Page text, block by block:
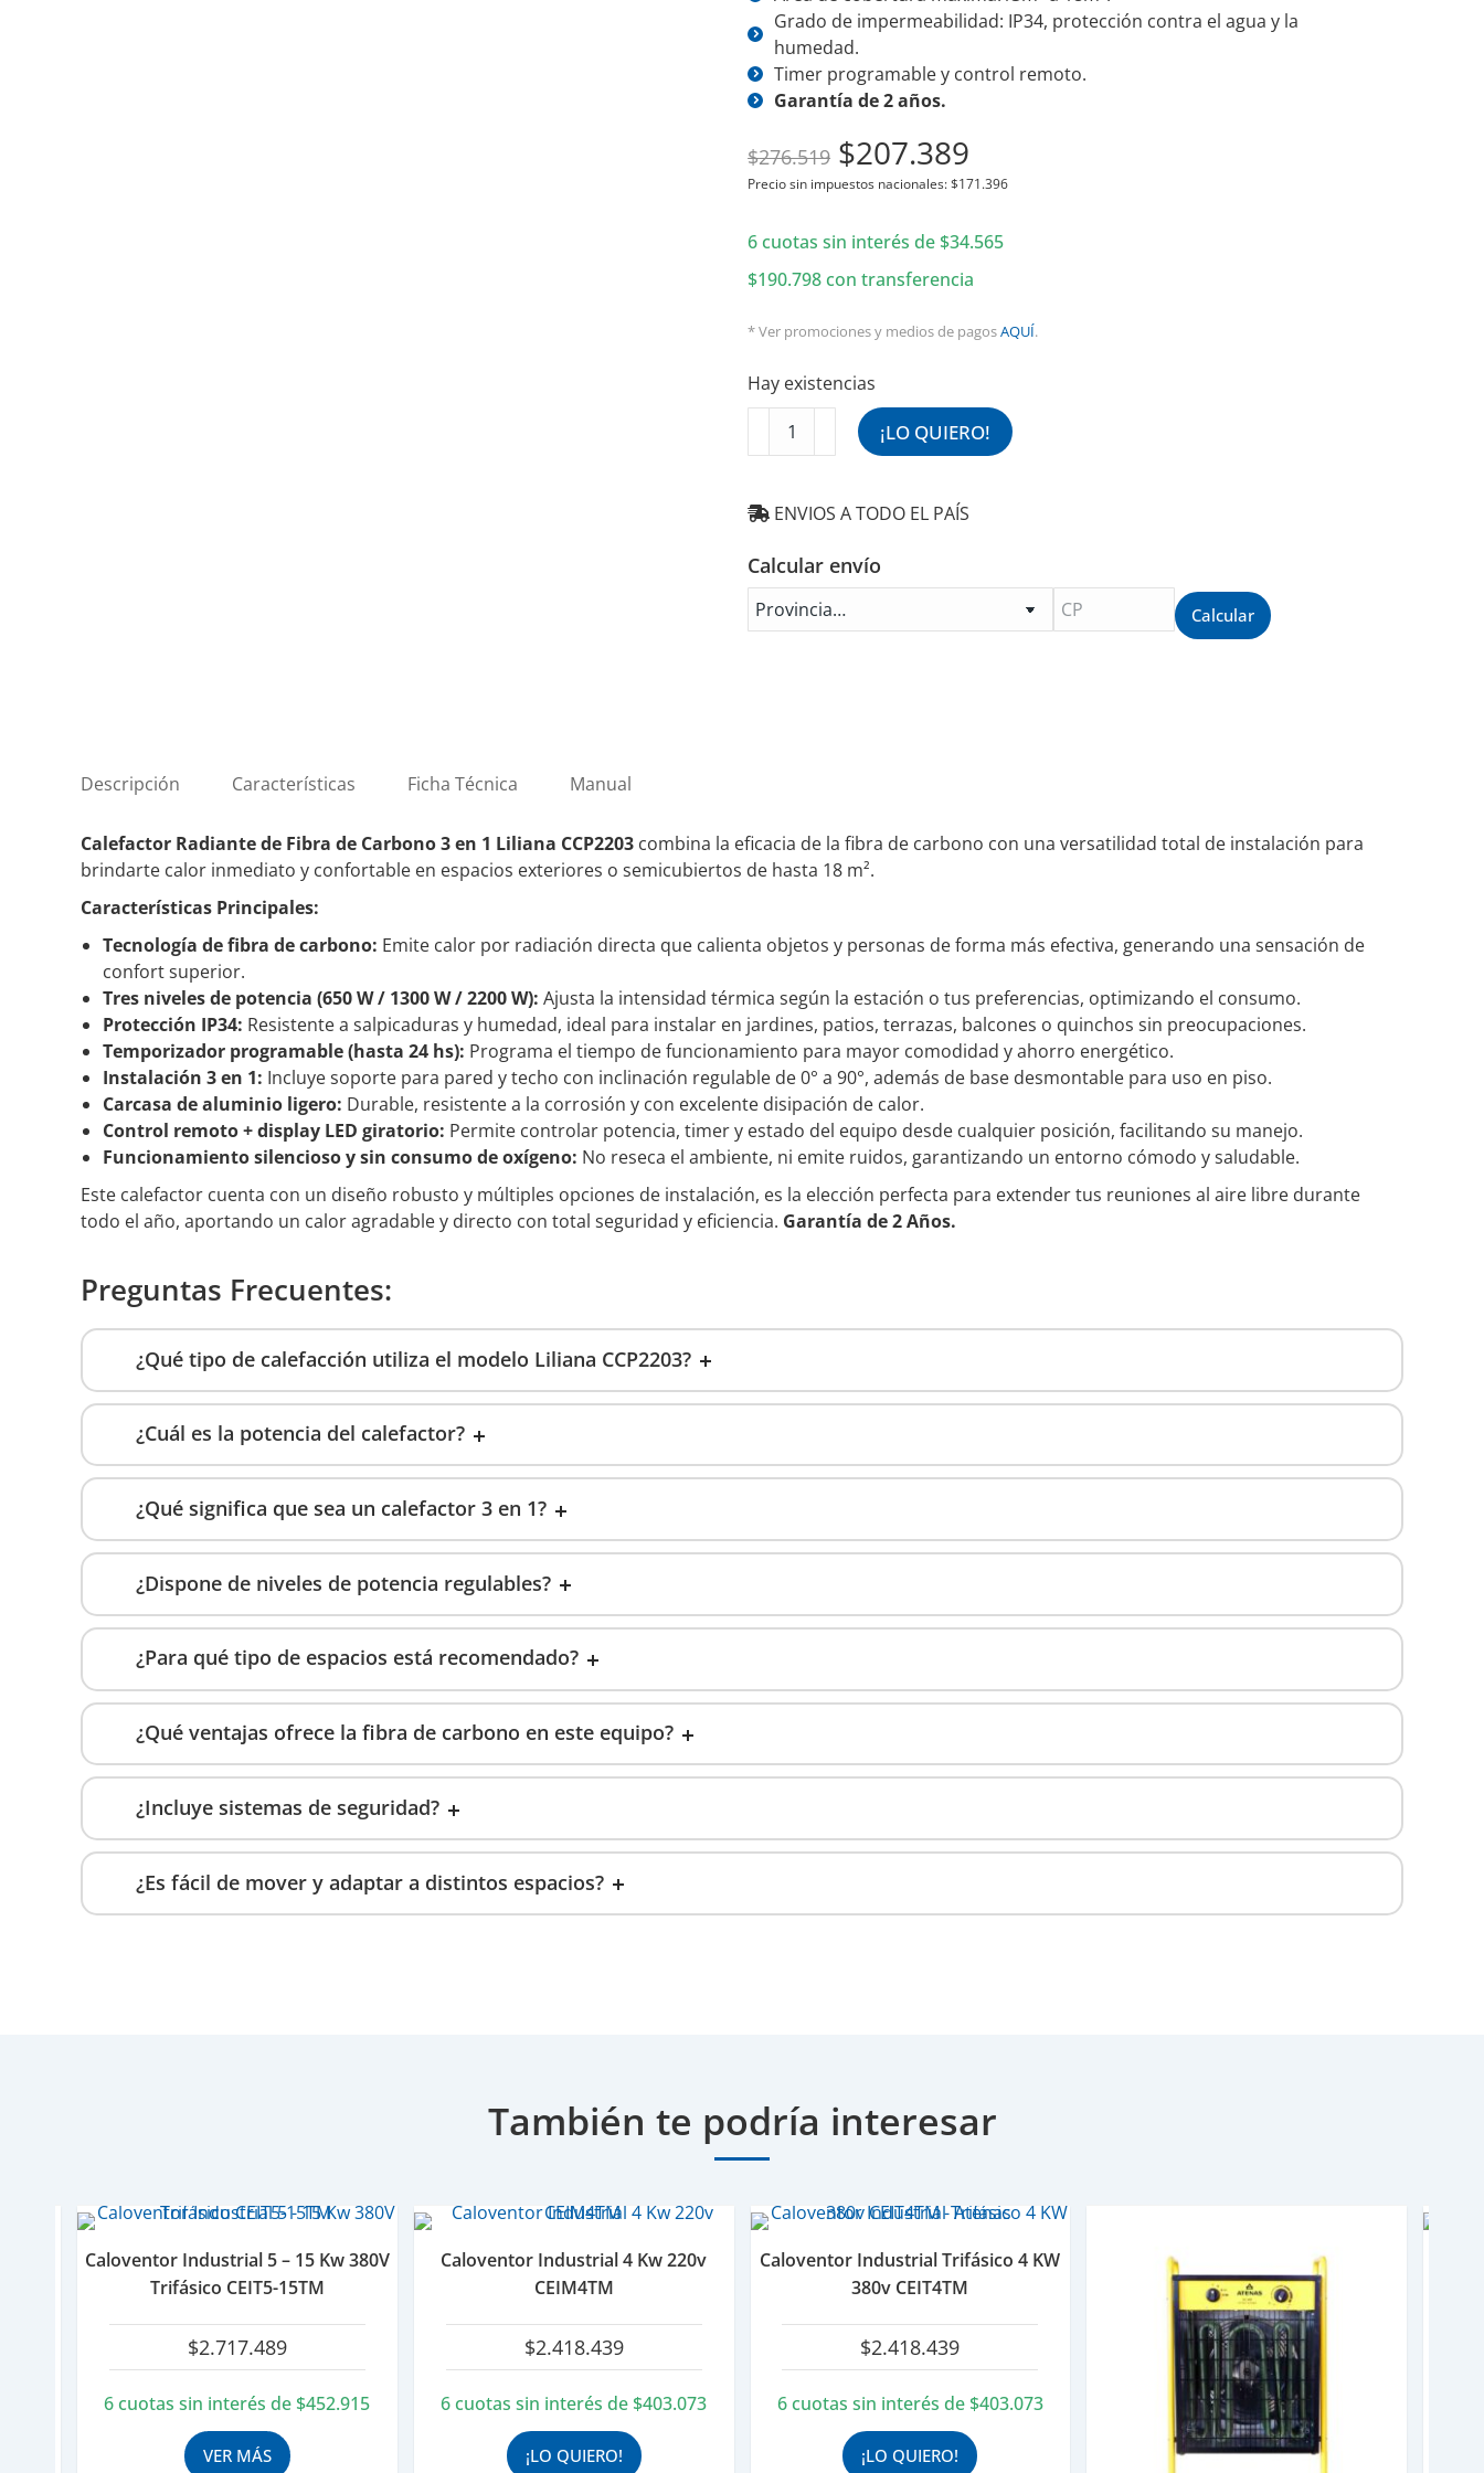
Grado de impermeabilidad: IP34, protección contra el agua y la
humedad.
Timer programable y control remoto.
Garantía de 2 años.
$276.519 El
precio
era:
$276.519.
$207.389
precio
es:
$207.389.
Precio sin impuestos nacionales:$171.396
6 cuotas sin interés de $34.565
$190.798con transferencia
* Ver promociones y medios de pagosAQUÍ.
Hay existencias
Calefactor
Radiante
Fibra
de
Carbono
3
en
1
¡LO QUIERO!
ENVIOS A TODO EL PAÍS
Calcular envío
Calcular
Descripción Características Ficha Técnica Manual
Calefactor Radiante de Fibra de Carbono 3 en 1 Liliana CCP2203 combina la eficacia de la fibra de carbono con una versatilidad total de instalación para
brindarte calor inmediato y confortable en espacios exteriores o semicubiertos de hasta 18 m².
Características Principales:
Tecnología de fibra de carbono: Emite calor por radiación directa que calienta objetos y personas de forma más efectiva, generando una sensación de
confort superior.
Tres niveles de potencia (650 W / 1300 W / 2200 W): Ajusta la intensidad térmica según la estación o tus preferencias, optimizando el consumo.
Protección IP34: Resistente a salpicaduras y humedad, ideal para instalar en jardines, patios, terrazas, balcones o quinchos sin preocupaciones.
Temporizador programable (hasta 24 hs): Programa el tiempo de funcionamiento para mayor comodidad y ahorro energético.
Instalación 3 en 1: Incluye soporte para pared y techo con inclinación regulable de 0° a 90°, además de base desmontable para uso en piso.
Carcasa de aluminio ligero: Durable, resistente a la corrosión y con excelente disipación de calor.
Control remoto + display LED giratorio: Permite controlar potencia, timer y estado del equipo desde cualquier posición, facilitando su manejo.
Funcionamiento silencioso y sin consumo de oxígeno: No reseca el ambiente, ni emite ruidos, garantizando un entorno cómodo y saludable.
Este calefactor cuenta con un diseño robusto y múltiples opciones de instalación, es la elección perfecta para extender tus reuniones al aire libre durante
todo el año, aportando un calor agradable y directo con total seguridad y eficiencia. Garantía de 2 Años.
Preguntas Frecuentes:
¿Qué tipo de calefacción utiliza el modelo Liliana CCP2203?
¿Cuál es la potencia del calefactor?
¿Qué significa que sea un calefactor 3 en 1?
¿Dispone de niveles de potencia regulables?
¿Para qué tipo de espacios está recomendado?
¿Qué ventajas ofrece la fibra de carbono en este equipo?
¿Incluye sistemas de seguridad?
¿Es fácil de mover y adaptar a distintos espacios?
También te podría interesar
Caloventor Industrial 5 – 15 Kw 380V
Trifásico CEIT5-15TM
$2.717.489
6 cuotas sin interés de $452.915
VER MÁS
Caloventor Industrial 4 Kw 220v
CEIM4TM
$2.418.439
6 cuotas sin interés de $403.073
¡LO QUIERO!
Caloventor Industrial Trifásico 4 KW
380v CEIT4TM
$2.418.439
6 cuotas sin interés de $403.073
¡LO QUIERO!